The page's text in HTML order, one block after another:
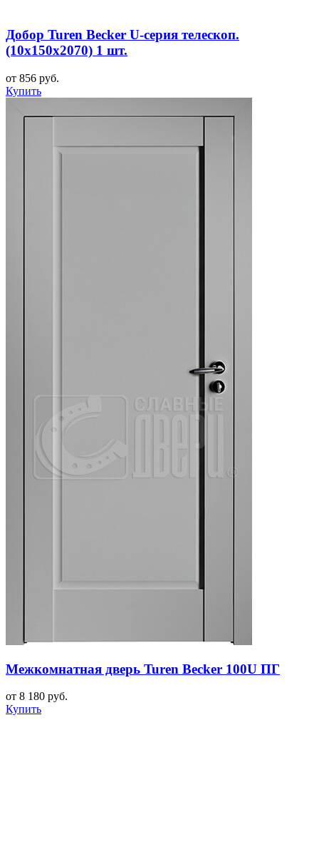
Добор Turen Becker U-серия телескоп.
(10х150х2070) 1 шт.
от 856 руб.
Купить
Межкомнатная дверь Turen Becker 100U ПГ
от 8 180 руб.
Купить